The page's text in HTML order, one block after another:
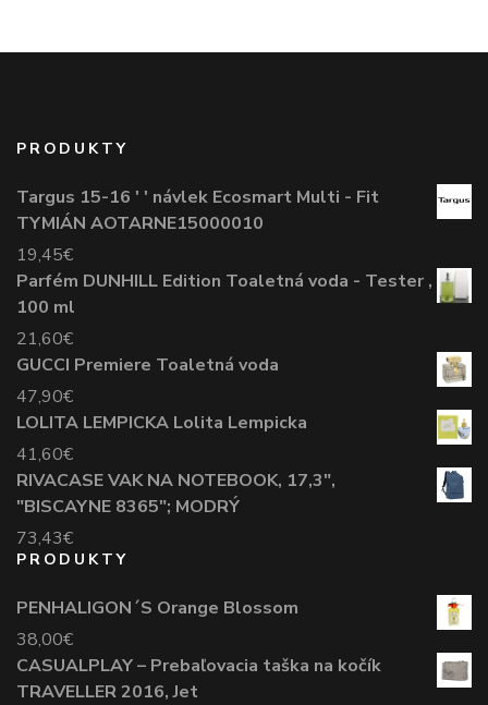
PRODUKTY
Targus 15-16 ' ' návlek Ecosmart Multi - Fit
TYMIÁN AOTARNE15000010
19,45€
Parfém DUNHILL Edition Toaletná voda - Tester ,
100 ml
21,60€
GUCCI Premiere Toaletná voda
47,90€
LOLITA LEMPICKA Lolita Lempicka
41,60€
RIVACASE VAK NA NOTEBOOK, 17,3",
"BISCAYNE 8365"; MODRÝ
73,43€
PRODUKTY
PENHALIGON´S Orange Blossom
38,00€
CASUALPLAY – Prebaľovacia taška na kočík
TRAVELLER 2016, Jet